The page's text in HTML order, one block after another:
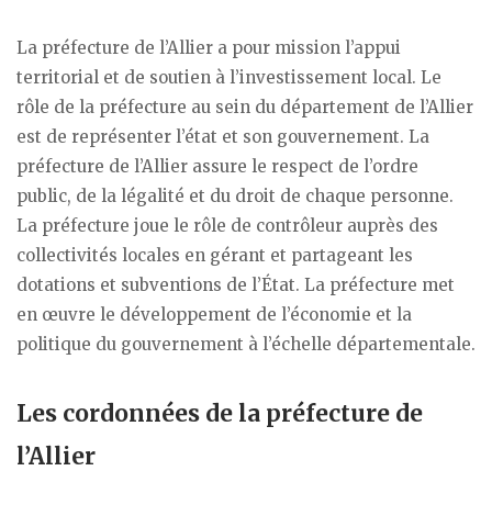
La préfecture de l’Allier a pour mission l’appui
territorial et de soutien à l’investissement local. Le
rôle de la préfecture au sein du département de l’Allier
est de représenter l’état et son gouvernement. La
préfecture de l’Allier assure le respect de l’ordre
public, de la légalité et du droit de chaque personne.
La préfecture joue le rôle de contrôleur auprès des
collectivités locales en gérant et partageant les
dotations et subventions de l’État. La préfecture met
en œuvre le développement de l’économie et la
politique du gouvernement à l’échelle départementale.
Les cordonnées de la préfecture de
l’Allier